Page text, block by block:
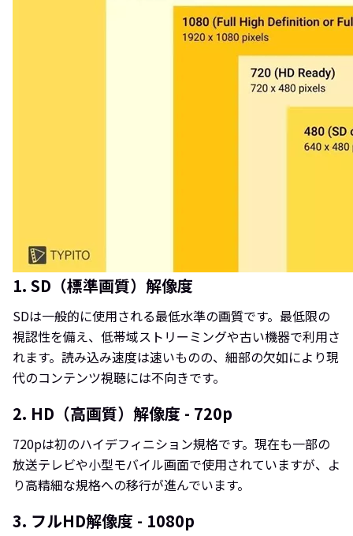
1. SD（標準画質）解像度
SDは一般的に使用される最低水準の画質です。最低限の
視認性を備え、低帯域ストリーミングや古い機器で利用さ
れます。読み込み速度は速いものの、細部の欠如により現
代のコンテンツ視聴には不向きです。
2. HD（高画質）解像度 - 720p
720pは初のハイデフィニション規格です。現在も一部の
放送テレビや小型モバイル画面で使用されていますが、よ
り高精細な規格への移行が進んでいます。
3. フルHD解像度 - 1080p